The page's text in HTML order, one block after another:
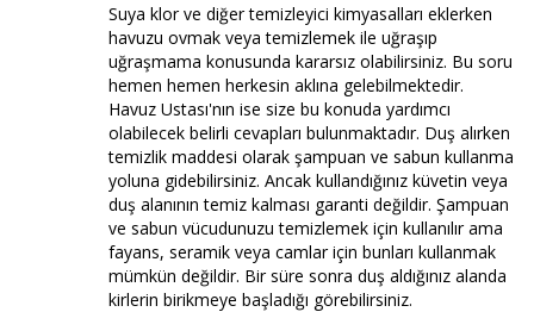
Suya klor ve diğer temizleyici kimyasalları eklerken
havuzu ovmak veya temizlemek ile uğraşıp
uğraşmama konusunda kararsız olabilirsiniz. Bu soru
hemen hemen herkesin aklına gelebilmektedir.
Havuz Ustası'nın ise size bu konuda yardımcı
olabilecek belirli cevapları bulunmaktadır. Duş alırken
temizlik maddesi olarak şampuan ve sabun kullanma
yoluna gidebilirsiniz. Ancak kullandığınız küvetin veya
duş alanının temiz kalması garanti değildir. Şampuan
ve sabun vücudunuzu temizlemek için kullanılır ama
fayans, seramik veya camlar için bunları kullanmak
mümkün değildir. Bir süre sonra duş aldığınız alanda
kirlerin birikmeye başladığı görebilirsiniz.